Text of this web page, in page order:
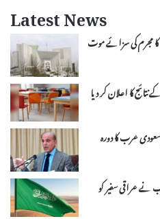
Latest News
مجرم کی سزائے موت
48 گھنٹوں میں سعودی عرب کا دورہ
عراقی سفیر کو